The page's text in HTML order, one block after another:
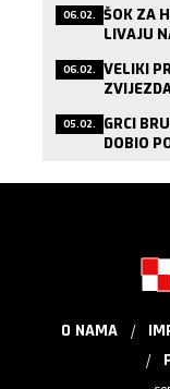
06.02. ŠOK ZA
LIVAJU
06.02. VELIKI
05.02. GRCI
DOBIO
O NAMA